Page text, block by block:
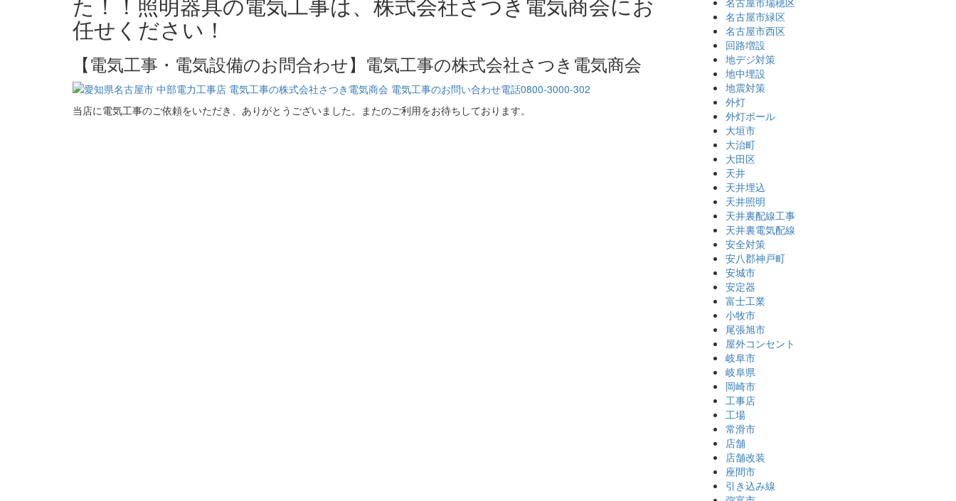
任せください！
【電気工事・電気設備のお問合わせ】電気工事の株式会社さつき電気商会
当店に電気工事のご依頼をいただき、ありがとうございました。またのご利用をお待ちしております。
名古屋市緑区
名古屋市西区
回路増設
地デジ対策
地中埋設
地震対策
外灯
外灯ポール
大垣市
大治町
大田区
天井
天井埋込
天井照明
天井裏配線工事
天井裏電気配線
安全対策
安八郡神戸町
安城市
安定器
富士工業
小牧市
尾張旭市
屋外コンセント
岐阜市
岐阜県
岡崎市
工事店
工場
常滑市
店舗
店舗改装
座間市
引き込み線